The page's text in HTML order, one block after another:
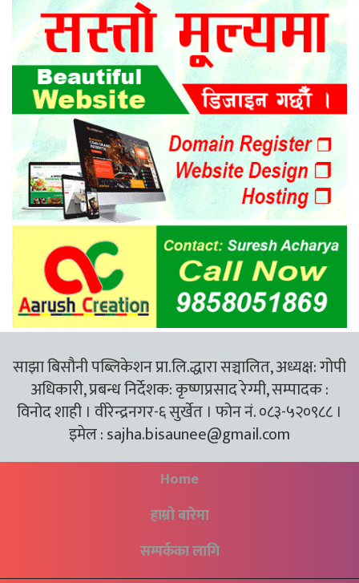
साझा बिसौनी पब्लिकेशन प्रा.लि.द्धारा सञ्चालित, अध्यक्ष: गोपी
अधिकारी, प्रबन्ध निर्देशक: कृष्णप्रसाद रेग्मी, सम्पादक :
विनोद शाही । वीरेन्द्रनगर-६ सुर्खेत । फोन नं. ०८३-५२०९८८ ।
इमेल :sajha.bisaunee@gmail.com
Home
हाम्रो बारेमा
सम्पर्कका लागि